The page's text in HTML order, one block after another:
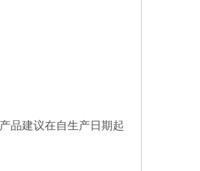
品建议在自生产日期起